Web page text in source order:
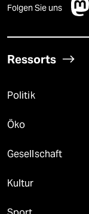
Folgen Sie uns
Ressorts
Politik
Öko
Gesellschaft
Kultur